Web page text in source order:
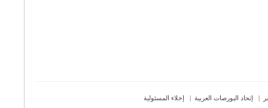
| إتحاد البورصات العربية |
إخلاء المسئولية